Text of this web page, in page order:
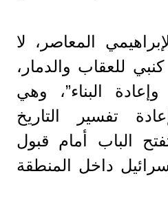
المعاصر، لا
للعقاب والدمار،
البناء”، وهي
تفسير التاريخ
الباب أمام قبول
داخل المنطقة